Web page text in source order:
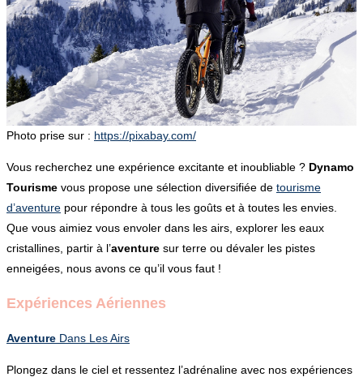
Photo prise sur : https://pixabay.com/
Vous recherchez une expérience excitante et inoubliable ? Dynamo
Tourisme vous propose une sélection diversifiée de tourisme
d’aventure pour répondre à tous les goûts et à toutes les envies.
Que vous aimiez vous envoler dans les airs, explorer les eaux
cristallines, partir à l’aventure sur terre ou dévaler les pistes
enneigées, nous avons ce qu’il vous faut !
Expériences Aériennes
Aventure Dans Les Airs
Plongez dans le ciel et ressentez l’adrénaline avec nos expériences